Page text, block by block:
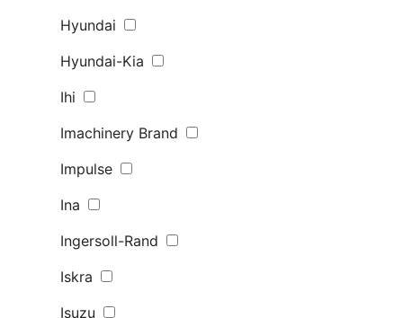
Hyundai
Hyundai-Kia
Ihi
Imachinery Brand
Impulse
Ina
Ingersoll-Rand
Iskra
Isuzu